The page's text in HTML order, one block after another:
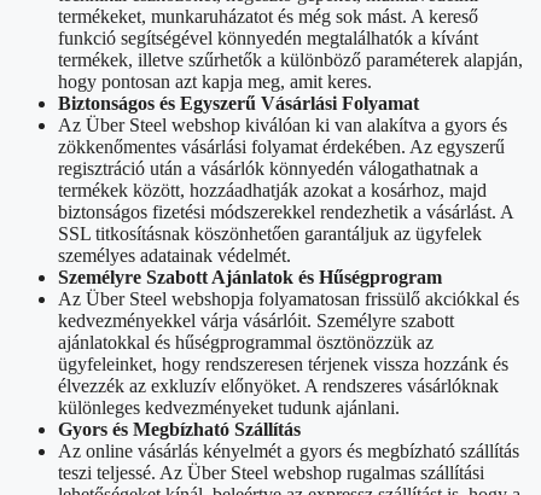
termékeket, munkaruházatot és még sok mást. A kereső
funkció segítségével könnyedén megtalálhatók a kívánt
termékek, illetve szűrhetők a különböző paraméterek alapján,
hogy pontosan azt kapja meg, amit keres.
Biztonságos és Egyszerű Vásárlási Folyamat
Az Über Steel webshop kiválóan ki van alakítva a gyors és
zökkenőmentes vásárlási folyamat érdekében. Az egyszerű
regisztráció után a vásárlók könnyedén válogathatnak a
termékek között, hozzáadhatják azokat a kosárhoz, majd
biztonságos fizetési módszerekkel rendezhetik a vásárlást. A
SSL titkosításnak köszönhetően garantáljuk az ügyfelek
személyes adatainak védelmét.
Személyre Szabott Ajánlatok és Hűségprogram
Az Über Steel webshopja folyamatosan frissülő akciókkal és
kedvezményekkel várja vásárlóit. Személyre szabott
ajánlatokkal és hűségprogrammal ösztönözzük az
ügyfeleinket, hogy rendszeresen térjenek vissza hozzánk és
élvezzék az exkluzív előnyöket. A rendszeres vásárlóknak
különleges kedvezményeket tudunk ajánlani.
Gyors és Megbízható Szállítás
Az online vásárlás kényelmét a gyors és megbízható szállítás
teszi teljessé. Az Über Steel webshop rugalmas szállítási